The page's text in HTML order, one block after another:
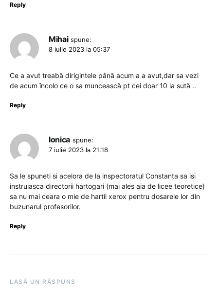
Reply
Mihai spune:
8 iulie 2023 la 05:37
Ce a avut treabă dirigintele până acum a a avut,dar sa vezi
de acum încolo ce o sa muncească pt cei doar 10 la sută ..
Reply
Ionica spune:
7 iulie 2023 la 21:18
Sa le spuneti si acelora de la inspectoratul Constanța sa isi
instruiasca directorii hartogari (mai ales aia de licee teoretice)
sa nu mai ceara o mie de hartii xerox pentru dosarele lor din
buzunarul profesorilor.
Reply
LASĂ UN RĂSPUNS